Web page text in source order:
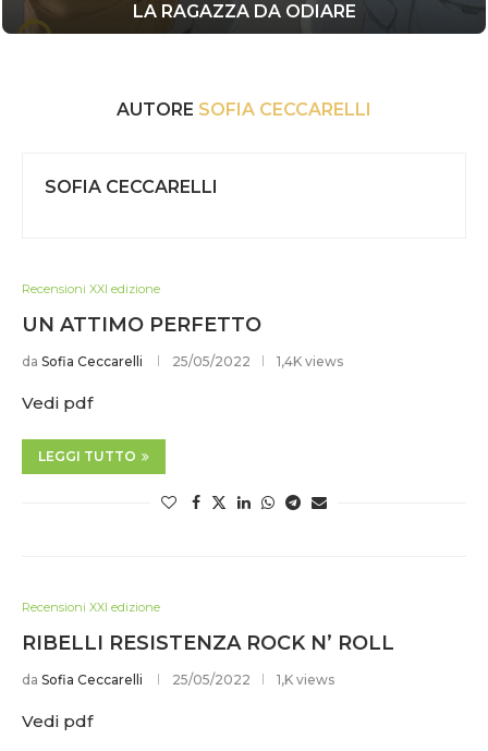
LA RAGAZZA DA ODIARE
AUTORE SOFIA CECCARELLI
SOFIA CECCARELLI
Recensioni XXI edizione
UN ATTIMO PERFETTO
da Sofia Ceccarelli 25/05/2022 1,4K views
Vedi pdf
LEGGI TUTTO
Recensioni XXI edizione
RIBELLI RESISTENZA ROCK N’ ROLL
da Sofia Ceccarelli 25/05/2022 1,K views
Vedi pdf